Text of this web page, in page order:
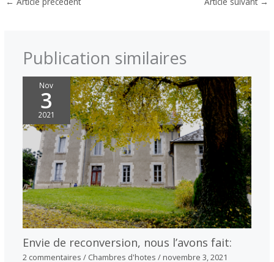
Publication similaires
Nov
3
2021
Envie de reconversion, nous l’avons fait:
2 commentaires / Chambres d'hotes / novembre 3, 2021